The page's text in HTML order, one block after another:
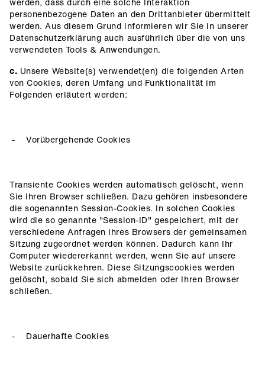
personenbezogene Daten an den Drittanbieter übermittelt
werden. Aus diesem Grund informieren wir Sie in unserer
Datenschutzerklärung auch ausführlich über die von uns
verwendeten Tools & Anwendungen.
c. Unsere Website(s) verwendet(en) die folgenden Arten
von Cookies, deren Umfang und Funktionalität im
Folgenden erläutert werden:
Vorübergehende Cookies
Transiente Cookies werden automatisch gelöscht, wenn
Sie Ihren Browser schließen. Dazu gehören insbesondere
die sogenannten Session-Cookies. In solchen Cookies
wird die so genannte "Session-ID" gespeichert, mit der
verschiedene Anfragen Ihres Browsers der gemeinsamen
Sitzung zugeordnet werden können. Dadurch kann Ihr
Computer wiedererkannt werden, wenn Sie auf unsere
Website zurückkehren. Diese Sitzungscookies werden
gelöscht, sobald Sie sich abmelden oder Ihren Browser
schließen.
Dauerhafte Cookies